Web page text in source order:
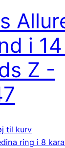
i
Z -
til kurv